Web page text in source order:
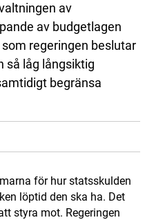
av
av budgetlagen
regeringen beslutar
så låg långsiktig
begränsa
för hur statsskulden
löptid den ska ha. Det
styra mot. Regeringen